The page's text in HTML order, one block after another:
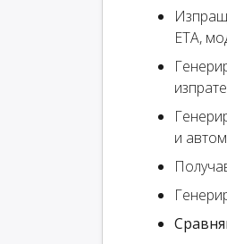
ETA,
и